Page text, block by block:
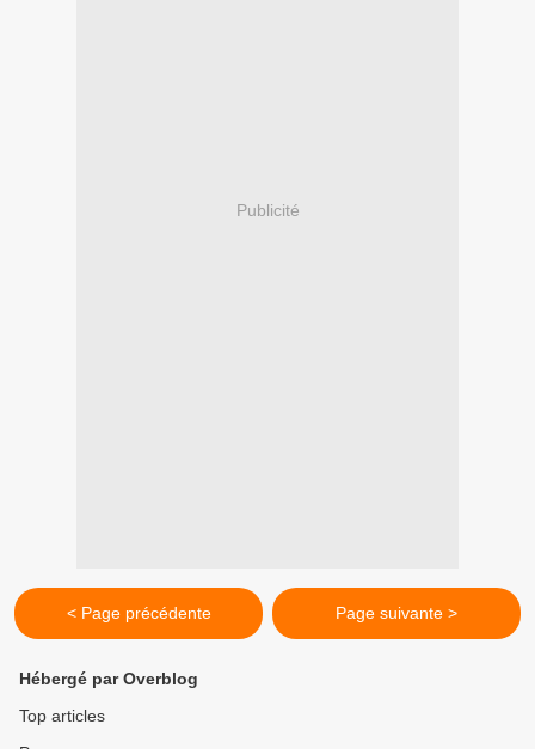
Publicité
< Page précédente Page suivante >
Hébergé par Overblog
Top articles